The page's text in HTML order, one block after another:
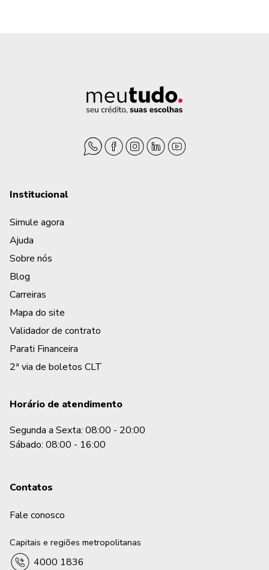
Institucional
Simule agora
Ajuda
Sobre nós
Blog
Carreiras
Mapa do site
Validador de contrato
Parati Financeira
2ª via de boletos CLT
Horário de atendimento
Segunda a Sexta: 08:00 - 20:00
Sábado: 08:00 - 16:00
Contatos
Fale conosco
Capitais e regiões metropolitanas
4000 1836